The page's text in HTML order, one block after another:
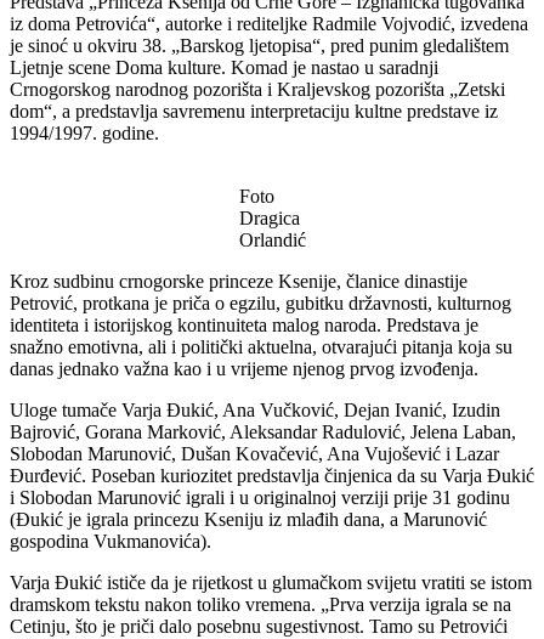
iz doma Petrovića“, autorke i rediteljke Radmile Vojvodić, izvedena
je sinoć u okviru 38. „Barskog ljetopisa“, pred punim gledalištem
Ljetnje scene Doma kulture. Komad je nastao u saradnji
Crnogorskog narodnog pozorišta i Kraljevskog pozorišta „Zetski
dom“, a predstavlja savremenu interpretaciju kultne predstave iz
1994/1997. godine.
Foto
Dragica
Orlandić
Kroz sudbinu crnogorske princeze Ksenije, članice dinastije
Petrović, protkana je priča o egzilu, gubitku državnosti, kulturnog
identiteta i istorijskog kontinuiteta malog naroda. Predstava je
snažno emotivna, ali i politički aktuelna, otvarajući pitanja koja su
danas jednako važna kao i u vrijeme njenog prvog izvođenja.
Uloge tumače Varja Đukić, Ana Vučković, Dejan Ivanić, Izudin
Bajrović, Gorana Marković, Aleksandar Radulović, Jelena Laban,
Slobodan Marunović, Dušan Kovačević, Ana Vujošević i Lazar
Đurđević. Poseban kuriozitet predstavlja činjenica da su Varja Đukić
i Slobodan Marunović igrali i u originalnoj verziji prije 31 godinu
(Đukić je igrala princezu Kseniju iz mlađih dana, a Marunović
gospodina Vukmanovića).
Varja Đukić ističe da je rijetkost u glumačkom svijetu vratiti se istom
dramskom tekstu nakon toliko vremena. „Prva verzija igrala se na
Cetinju, što je priči dalo posebnu sugestivnost. Tamo su Petrovići